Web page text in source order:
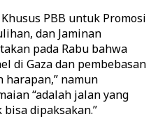
PBB untuk Promosi
dan Jaminan
pada Rabu bahwa
di Gaza dan pembebasan
harapan,” namun
“adalah jalan yang
dipaksakan.”